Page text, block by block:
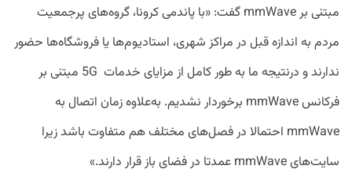
مبتنی بر mmWave گفت: «با پاندمی کرونا، گروه‌های پرجمعیت
مردم به اندازه قبل در مراکز شهری، استادیوم‌ها یا فروشگاه‌ها حضور
ندارند و درنتیجه ما به طور کامل از مزایای خدمات 5G مبتنی بر
فرکانس mmWave برخوردار نشدیم. به‌علاوه زمان اتصال به
mmWave احتمالا در فصل‌های مختلف هم متفاوت باشد زیرا
سایت‌های mmWave عمدتا در فضای باز قرار دارند.»